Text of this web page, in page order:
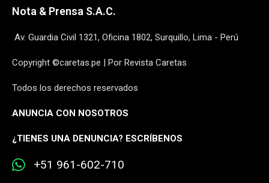
Nota & Prensa S.A.C.
Av. Guardia Civil 1321, Oficina 1802, Surquillo, Lima - Perú
Copyright ©caretas.pe | Por Revista Caretas
Todos los derechos reservados
ANUNCIA CON NOSOTROS
¿TIENES UNA DENUNCIA? ESCRÍBENOS
+51 961-602-710